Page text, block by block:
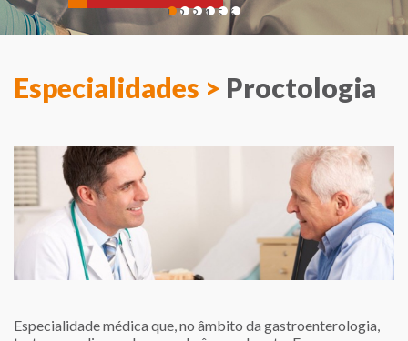
1 2 3 4 5 6
Especialidades > Proctologia
Especialidade médica que, no âmbito da gastroenterologia,